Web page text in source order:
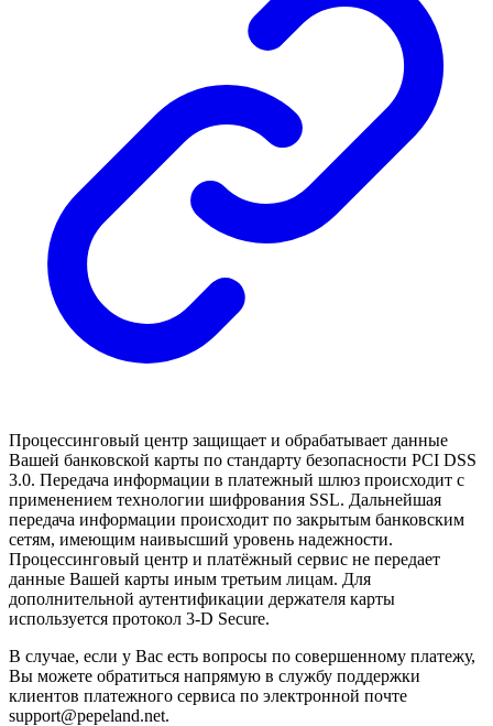
Процессинговый центр защищает и обрабатывает данные
Вашей банковской карты по стандарту безопасности PCI DSS
3.0. Передача информации в платежный шлюз происходит с
применением технологии шифрования SSL. Дальнейшая
передача информации происходит по закрытым банковским
сетям, имеющим наивысший уровень надежности.
Процессинговый центр и платёжный сервис не передает
данные Вашей карты иным третьим лицам. Для
дополнительной аутентификации держателя карты
используется протокол 3-D Secure.
В случае, если у Вас есть вопросы по совершенному платежу,
Вы можете обратиться напрямую в службу поддержки
клиентов платежного сервиса по электронной почте
support@pepeland.net.